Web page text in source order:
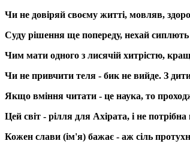
Чи не довіряй своєму житті, мовляв,
Суду рішення ще попереду, нехай сиплють
Чим мати одного з лисячій хитрістю,
Чи не привчити теля - бик не вийде. З
Якщо вміння читати - це наука, то
Цей світ - рілля для Ахірата, і не
Кожен слави (ім'я) бажає - аж сіль